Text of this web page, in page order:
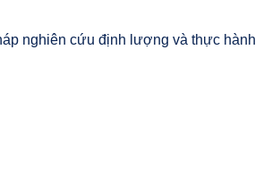
nghiên cứu định lượng và thực hành